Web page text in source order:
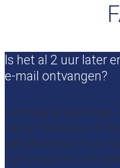
Is het al 2 uur later
e-mail ontvangen?
Controleer je spam-map.
ook de “Promoties” of
gebruik, bewaar ons e-
in je contacten om er